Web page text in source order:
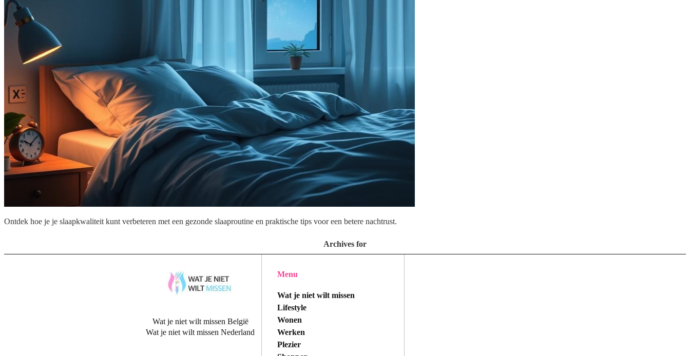
Ontdek hoe je je slaapkwaliteit kunt verbeteren met een gezonde slaaproutine en praktische tips voor een betere nachtrust.
Archives for
Wat je niet wilt missen België
Wat je niet wilt missen Nederland
Menu
Wat je niet wilt missen
Lifestyle
Wonen
Werken
Plezier